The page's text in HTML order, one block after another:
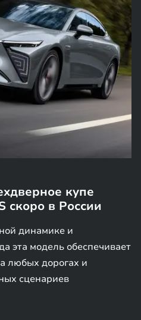
купе
скоро в России
динамике и
эта модель обеспечивает
любых дорогах и
сценариев